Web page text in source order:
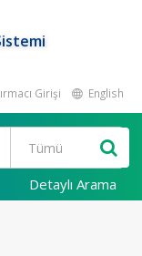
Girişi English
Detaylı Arama